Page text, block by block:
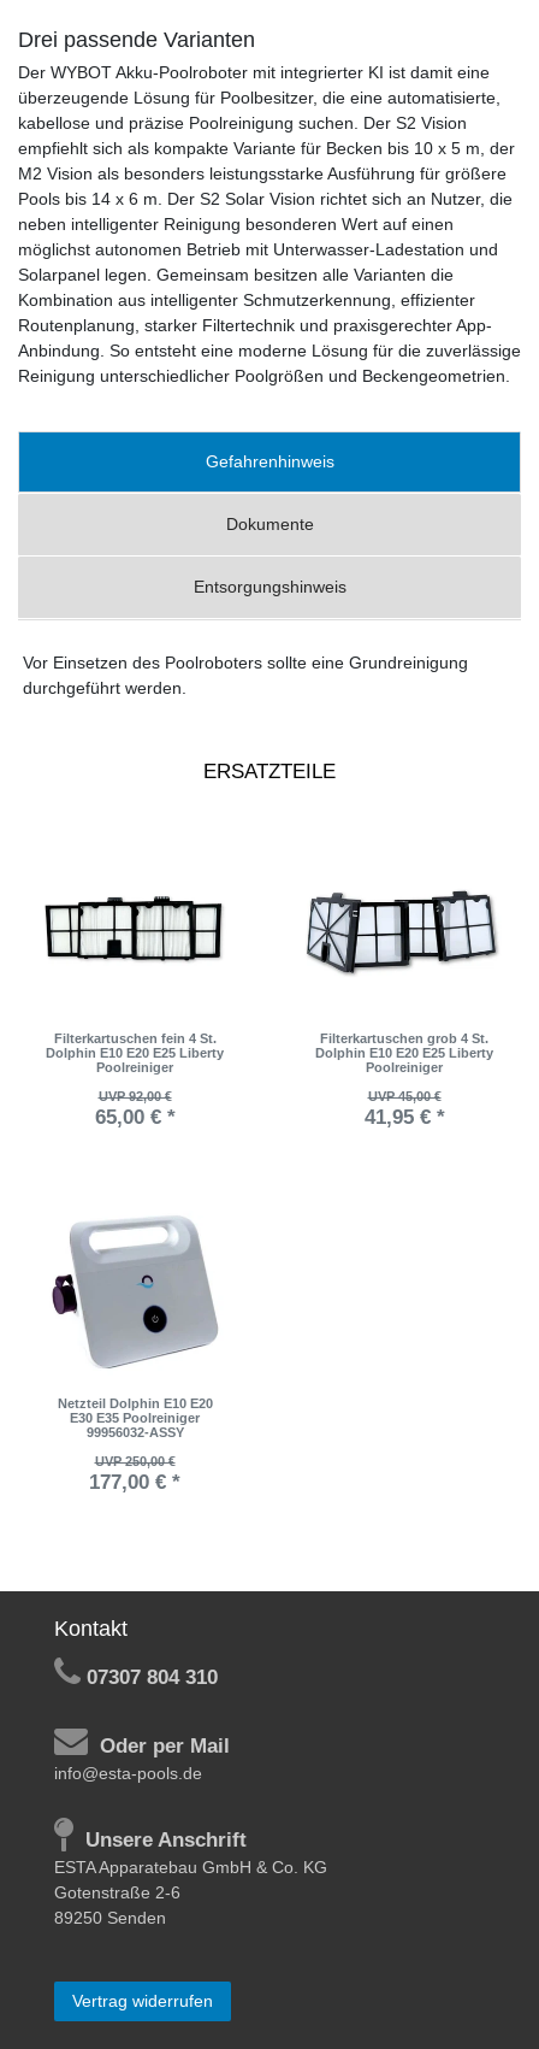
Drei passende Varianten
Der WYBOT Akku-Poolroboter mit integrierter KI ist damit eine
überzeugende Lösung für Poolbesitzer, die eine automatisierte,
kabellose und präzise Poolreinigung suchen. Der S2 Vision
empfiehlt sich als kompakte Variante für Becken bis 10 x 5 m, der
M2 Vision als besonders leistungsstarke Ausführung für größere
Pools bis 14 x 6 m. Der S2 Solar Vision richtet sich an Nutzer, die
neben intelligenter Reinigung besonderen Wert auf einen
möglichst autonomen Betrieb mit Unterwasser-Ladestation und
Solarpanel legen. Gemeinsam besitzen alle Varianten die
Kombination aus intelligenter Schmutzerkennung, effizienter
Routenplanung, starker Filtertechnik und praxisgerechter App-
Anbindung. So entsteht eine moderne Lösung für die zuverlässige
Reinigung unterschiedlicher Poolgrößen und Beckengeometrien.
Gefahrenhinweis
Dokumente
Entsorgungshinweis
Vor Einsetzen des Poolroboters sollte eine Grundreinigung
durchgeführt werden.
ERSATZTEILE
Filterkartuschen fein 4 St.
Dolphin E10 E20 E25 Liberty
Poolreiniger
UVP 92,00 €
65,00 € *
Filterkartuschen grob 4 St.
Dolphin E10 E20 E25 Liberty
Poolreiniger
UVP 45,00 €
41,95 € *
Netzteil Dolphin E10 E20
E30 E35 Poolreiniger
99956032-ASSY
UVP 250,00 €
177,00 € *
Kontakt
07307 804 310
Oder per Mail
info@esta-pools.de
Unsere Anschrift
ESTA Apparatebau GmbH & Co. KG
Gotenstraße 2-6
89250 Senden
Vertrag widerrufen